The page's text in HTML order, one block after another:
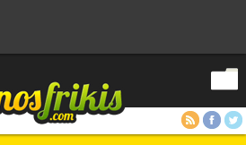
RSS FacebookTwitter